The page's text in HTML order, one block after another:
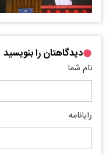
دیدگاهتان را بنویسید
نام شما
رایانامه